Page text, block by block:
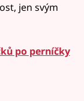
jen svým
po perníčky